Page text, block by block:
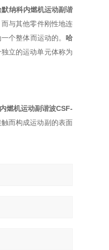
默纳科内燃机运动副谐
与其他零件刚性地连
个整体而运动的。 哈
立的运动单元体称为
燃机运动副谐波CSF-
而构成运动副的表面